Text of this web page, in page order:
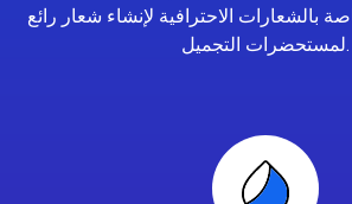
بالشعارات الاحترافية لإنشاء شعار رائع
لمستحضرات التجميل.